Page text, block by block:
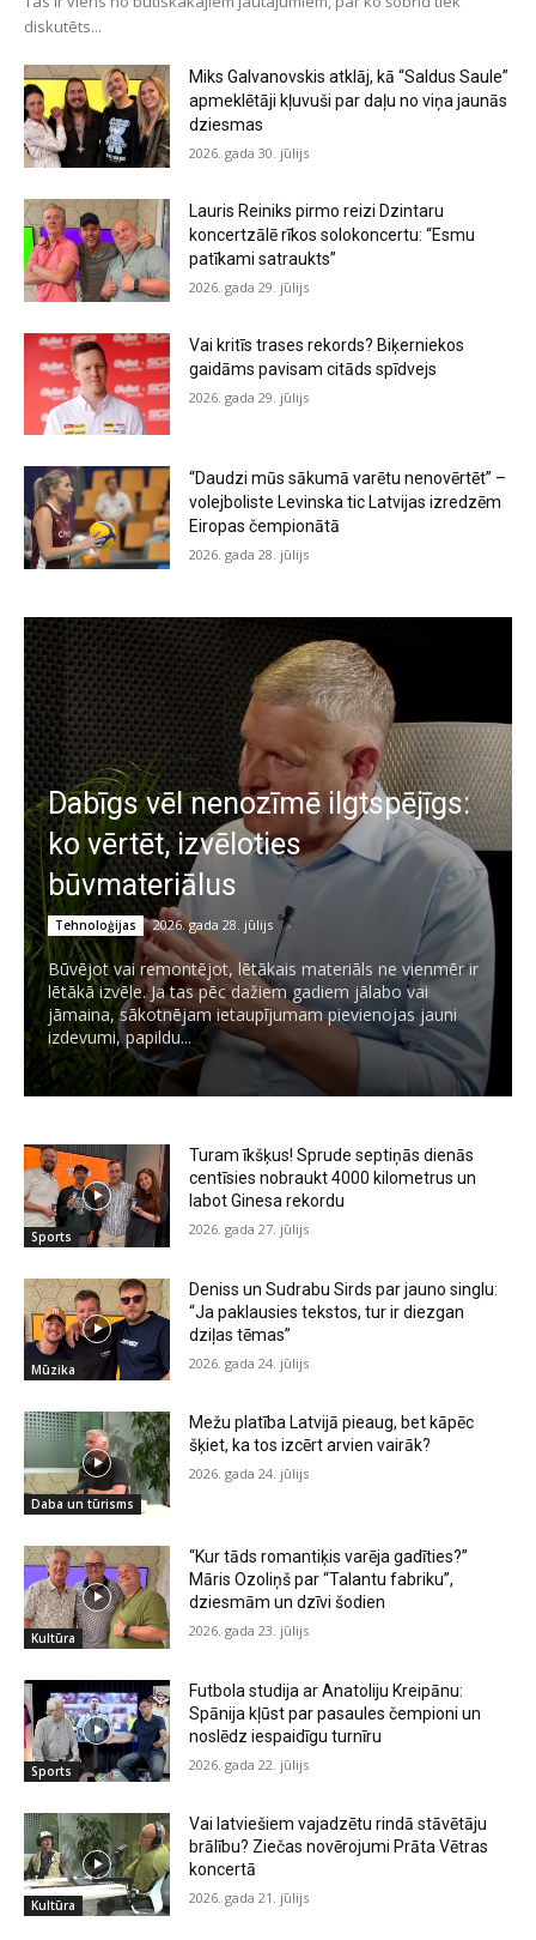
diskutēts...
Miks Galvanovskis atklāj, kā “Saldus Saule”
apmeklētāji kļuvuši par daļu no viņa jaunās
dziesmas
2026. gada 30. jūlijs
Lauris Reiniks pirmo reizi Dzintaru
koncertzālē rīkos solokoncertu: “Esmu
patīkami satraukts”
2026. gada 29. jūlijs
Vai kritīs trases rekords? Biķerniekos
gaidāms pavisam citāds spīdvejs
2026. gada 29. jūlijs
“Daudzi mūs sākumā varētu nenovērtēt” –
volejboliste Levinska tic Latvijas izredzēm
Eiropas čempionātā
2026. gada 28. jūlijs
Dabīgs vēl nenozīmē ilgtspējīgs:
ko vērtēt, izvēloties
būvmateriālus
Tehnoloģijas 2026. gada 28. jūlijs
Būvējot vai remontējot, lētākais materiāls ne vienmēr ir
lētākā izvēle. Ja tas pēc dažiem gadiem jālabo vai
jāmaina, sākotnējam ietaupījumam pievienojas jauni
izdevumi, papildu...
Sports
Turam īkšķus! Sprude septiņās dienās
centīsies nobraukt 4000 kilometrus un
labot Ginesa rekordu
2026. gada 27. jūlijs
Mūzika
Deniss un Sudrabu Sirds par jauno singlu:
“Ja paklausies tekstos, tur ir diezgan
dziļas tēmas”
2026. gada 24. jūlijs
Daba un tūrisms
Mežu platība Latvijā pieaug, bet kāpēc
šķiet, ka tos izcērt arvien vairāk?
2026. gada 24. jūlijs
Kultūra
“Kur tāds romantiķis varēja gadīties?”
Māris Ozoliņš par “Talantu fabriku”,
dziesmām un dzīvi šodien
2026. gada 23. jūlijs
Sports
Futbola studija ar Anatoliju Kreipānu:
Spānija kļūst par pasaules čempioni un
noslēdz iespaidīgu turnīru
2026. gada 22. jūlijs
Kultūra
Vai latviešiem vajadzētu rindā stāvētāju
brālību? Ziečas novērojumi Prāta Vētras
koncertā
2026. gada 21. jūlijs